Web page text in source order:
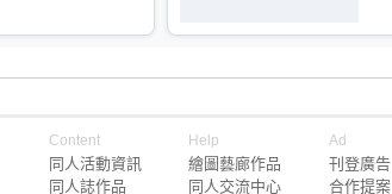
Content
同人活動資訊
同人誌作品
Help
繪圖藝廊作品
同人交流中心
Ad
刊登廣告
合作提案